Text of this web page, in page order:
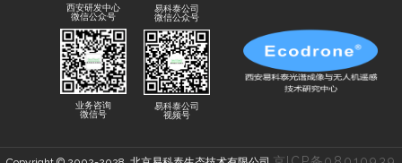
西安研发中心
微信公众号
业务咨询
微信号
易科泰公司
微信公众号
易科泰公司
视频号